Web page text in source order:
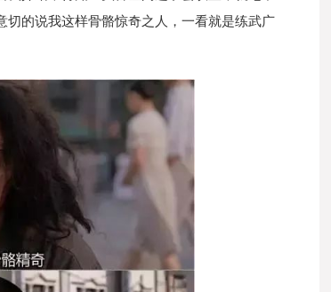
的说我这样骨骼惊奇之人，一看就是练武广